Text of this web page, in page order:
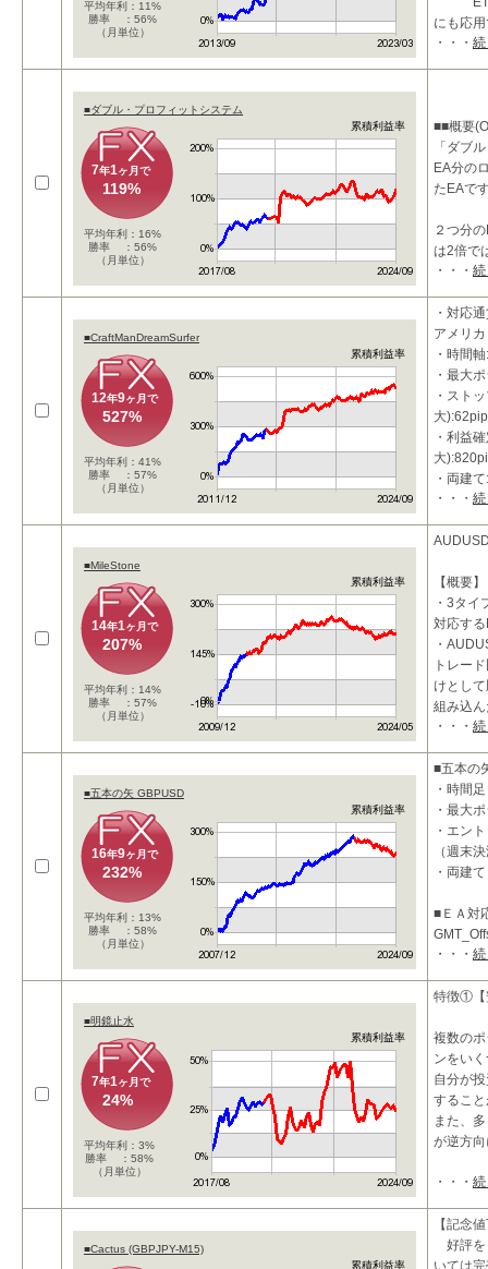
平均年利：11%
勝率 ：56%
（月単位）
にも応
・・・
■ダブル・プロフィットシステム
累積利益率
7年1ヶ月で
119%
平均年利：16%
勝率 ：56%
（月単位）
■■概要
「ダブ
EA分の
たEAで
２つ分
は2倍で
点でも
【損小
・・・
■CraftManDreamSurfer
累積利益率
12年9ヶ月で
527%
平均年利：41%
勝率 ：57%
（月単位）
・対応
アメリ
・時間
・最大
・スト
大
・利益
大
・両建
・ATR
・・・
■MileStone
累積利益率
14年1ヶ月で
207%
平均年利：14%
勝率 ：57%
（月単位）
【概要】
・3タイ
対応す
・
トレー
けとし
組み込
・最大
・・・
■五本の矢 GBPUSD
累積利益率
16年9ヶ月で
232%
平均年利：13%
勝率 ：58%
（月単位）
■五本の
・時間
・最大
・エン
（週末
・両建
■ＥＡ対
ります。
■投資コ
・・・
■明鏡止水
累積利益率
7年1ヶ月で
24%
平均年利：3%
勝率 ：58%
（月単位）
特徴①【
複数の
ンをい
自分が
するこ
また、
が逆方
・・・
■Cactus (GBPJPY-M15)
累積利益率
【記念
好評を
いては